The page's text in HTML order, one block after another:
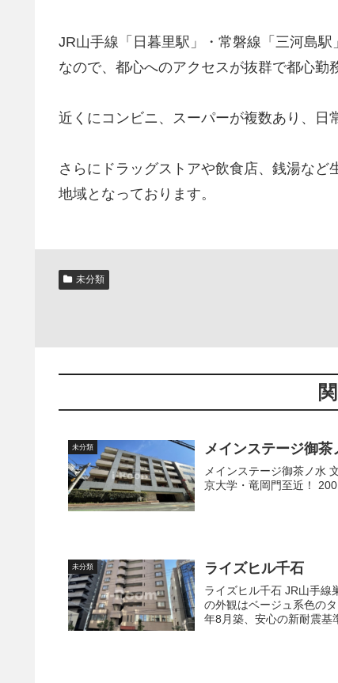
JR山手線「日暮里駅」・常磐線「三河島
なので、都心へのアクセスが抜群で都心勤
近くにコンビニ、スーパーが複数あり、日
さらにドラッグストアや飲食店、銭湯な
地域となっております。
未分類
未分類 メインステージ御茶
メインステージ御茶ノ水 文京区湯島2丁目にございます【メインステージ御茶ノ水】です。 東
未分類 ライズヒル千石
ライズヒル千石 JR山手線巣鴨駅まで徒歩12分と複数路線利用可能な立地です。 ライズヒル千石
の外観はベージュ系色のタ
年8月築、安心の新耐震基